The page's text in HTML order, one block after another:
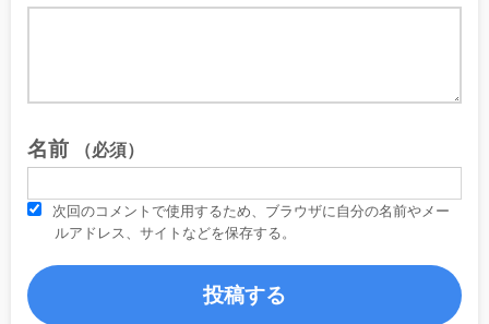
名前 （必須）
次回のコメントで使用するため、ブラウザに自分の名前やメー
ルアドレス、サイトなどを保存する。